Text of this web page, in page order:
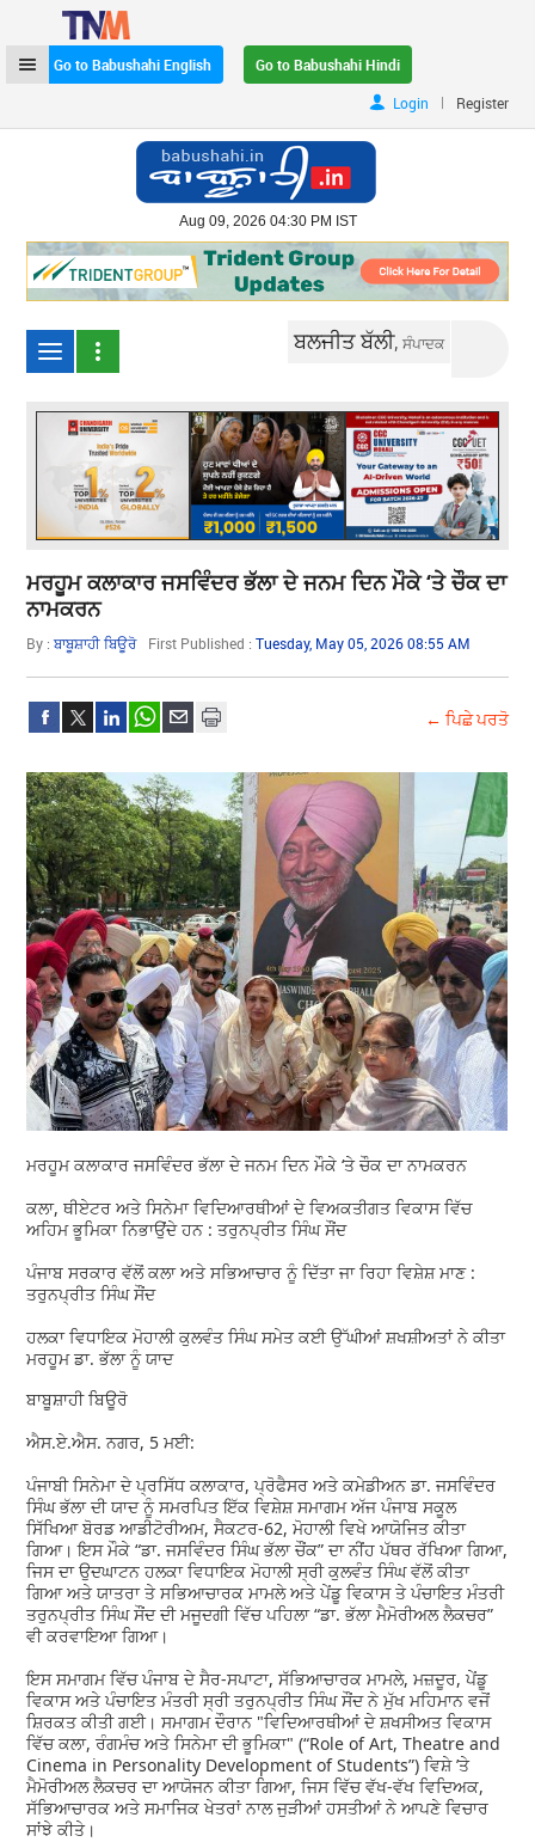
Go to Babushahi English
Go to Babushahi Hindi
Login
| Register
Aug 09, 2026 04:30 PM IST
ਬਲਜੀਤ ਬੱਲੀ,ਸੰਪਾਦਕ
ਮਰਹੂਮ ਕਲਾਕਾਰ ਜਸਵਿੰਦਰ ਭੱਲਾ ਦੇ ਜਨਮ ਦਿਨ ਮੌਕੇ ‘ਤੇ ਚੌਕ ਦਾ
ਨਾਮਕਰਨ
By :ਬਾਬੂਸ਼ਾਹੀ ਬਿਊਰੋ First Published :Tuesday, May 05, 2026 08:55 AM
← ਪਿਛੇ ਪਰਤੋ
ਮਰਹੂਮ ਕਲਾਕਾਰ ਜਸਵਿੰਦਰ ਭੱਲਾ ਦੇ ਜਨਮ ਦਿਨ ਮੌਕੇ ‘ਤੇ ਚੌਕ ਦਾ ਨਾਮਕਰਨ
ਕਲਾ, ਥੀਏਟਰ ਅਤੇ ਸਿਨੇਮਾ ਵਿਦਿਆਰਥੀਆਂ ਦੇ ਵਿਅਕਤੀਗਤ ਵਿਕਾਸ ਵਿੱਚ
ਅਹਿਮ ਭੂਮਿਕਾ ਨਿਭਾਉਂਦੇ ਹਨ : ਤਰੁਨਪ੍ਰੀਤ ਸਿੰਘ ਸੌਂਦ
ਪੰਜਾਬ ਸਰਕਾਰ ਵੱਲੋਂ ਕਲਾ ਅਤੇ ਸਭਿਆਚਾਰ ਨੂੰ ਦਿੱਤਾ ਜਾ ਰਿਹਾ ਵਿਸ਼ੇਸ਼ ਮਾਣ :
ਤਰੁਨਪ੍ਰੀਤ ਸਿੰਘ ਸੌਂਦ
ਹਲਕਾ ਵਿਧਾਇਕ ਮੋਹਾਲੀ ਕੁਲਵੰਤ ਸਿੰਘ ਸਮੇਤ ਕਈ ਉੱਘੀਆਂ ਸ਼ਖਸ਼ੀਅਤਾਂ ਨੇ ਕੀਤਾ
ਮਰਹੂਮ ਡਾ. ਭੱਲਾ ਨੂੰ ਯਾਦ
ਬਾਬੂਸ਼ਾਹੀ ਬਿਊਰੋ
ਐਸ.ਏ.ਐਸ. ਨਗਰ, 5 ਮਈ:
ਪੰਜਾਬੀ ਸਿਨੇਮਾ ਦੇ ਪ੍ਰਸਿੱਧ ਕਲਾਕਾਰ, ਪ੍ਰੋਫੈਸਰ ਅਤੇ ਕਮੇਡੀਅਨ ਡਾ. ਜਸਵਿੰਦਰ
ਸਿੰਘ ਭੱਲਾ ਦੀ ਯਾਦ ਨੂੰ ਸਮਰਪਿਤ ਇੱਕ ਵਿਸ਼ੇਸ਼ ਸਮਾਗਮ ਅੱਜ ਪੰਜਾਬ ਸਕੂਲ
ਸਿੱਖਿਆ ਬੋਰਡ ਆਡੀਟੋਰੀਅਮ, ਸੈਕਟਰ-62, ਮੋਹਾਲੀ ਵਿਖੇ ਆਯੋਜਿਤ ਕੀਤਾ
ਗਿਆ। ਇਸ ਮੌਕੇ “ਡਾ. ਜਸਵਿੰਦਰ ਸਿੰਘ ਭੱਲਾ ਚੌਂਕ” ਦਾ ਨੀਂਹ ਪੱਥਰ ਰੱਖਿਆ ਗਿਆ,
ਜਿਸ ਦਾ ਉਦਘਾਟਨ ਹਲਕਾ ਵਿਧਾਇਕ ਮੋਹਾਲੀ ਸ੍ਰੀ ਕੁਲਵੰਤ ਸਿੰਘ ਵੱਲੋਂ ਕੀਤਾ
ਗਿਆ ਅਤੇ ਯਾਤਰਾ ਤੇ ਸਭਿਆਚਾਰਕ ਮਾਮਲੇ ਅਤੇ ਪੇਂਡੂ ਵਿਕਾਸ ਤੇ ਪੰਚਾਇਤ ਮੰਤਰੀ
ਤਰੁਨਪ੍ਰੀਤ ਸਿੰਘ ਸੌਂਦ ਦੀ ਮਜੂਦਗੀ ਵਿੱਚ ਪਹਿਲਾ “ਡਾ. ਭੱਲਾ ਮੈਮੋਰੀਅਲ ਲੈਕਚਰ”
ਵੀ ਕਰਵਾਇਆ ਗਿਆ।
ਇਸ ਸਮਾਗਮ ਵਿੱਚ ਪੰਜਾਬ ਦੇ ਸੈਰ-ਸਪਾਟਾ, ਸੱਭਿਆਚਾਰਕ ਮਾਮਲੇ, ਮਜ਼ਦੂਰ, ਪੇਂਡੂ
ਵਿਕਾਸ ਅਤੇ ਪੰਚਾਇਤ ਮੰਤਰੀ ਸ੍ਰੀ ਤਰੁਨਪ੍ਰੀਤ ਸਿੰਘ ਸੌਂਦ ਨੇ ਮੁੱਖ ਮਹਿਮਾਨ ਵਜੋਂ
ਸ਼ਿਰਕਤ ਕੀਤੀ ਗਈ। ਸਮਾਗਮ ਦੌਰਾਨ "ਵਿਦਿਆਰਥੀਆਂ ਦੇ ਸ਼ਖਸੀਅਤ ਵਿਕਾਸ
ਵਿੱਚ ਕਲਾ, ਰੰਗਮੰਚ ਅਤੇ ਸਿਨੇਮਾ ਦੀ ਭੂਮਿਕਾ" (“Role of Art, Theatre and
Cinema in Personality Development of Students”) ਵਿਸ਼ੇ ’ਤੇ
ਮੈਮੋਰੀਅਲ ਲੈਕਚਰ ਦਾ ਆਯੋਜਨ ਕੀਤਾ ਗਿਆ, ਜਿਸ ਵਿੱਚ ਵੱਖ-ਵੱਖ ਵਿਦਿਅਕ,
ਸੱਭਿਆਚਾਰਕ ਅਤੇ ਸਮਾਜਿਕ ਖੇਤਰਾਂ ਨਾਲ ਜੁੜੀਆਂ ਹਸਤੀਆਂ ਨੇ ਆਪਣੇ ਵਿਚਾਰ
ਸਾਂਝੇ ਕੀਤੇ।